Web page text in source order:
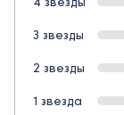
3 звезды
2 звезды
1 звезда